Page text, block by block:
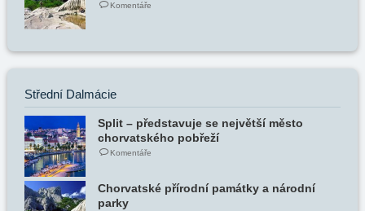
Komentáře
Střední Dalmácie
Split – představuje se největší město
chorvatského pobřeží
Komentáře
Chorvatské přírodní památky a národní
parky